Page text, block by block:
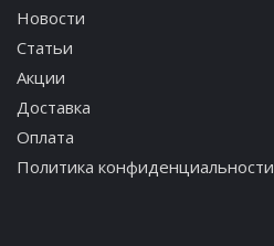
Новости
Статьи
Акции
Доставка
Оплата
Политика конфиденциальности